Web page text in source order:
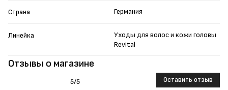
Отзывы о магазине
5/5 Оставить отзыв
Страна Германия
Линейка
Уходы для волос и кожи головы
Revital